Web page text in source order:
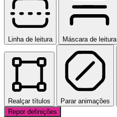
Linha de leitura Máscara de leitura
Realçar títulos Parar animações
Repor definições